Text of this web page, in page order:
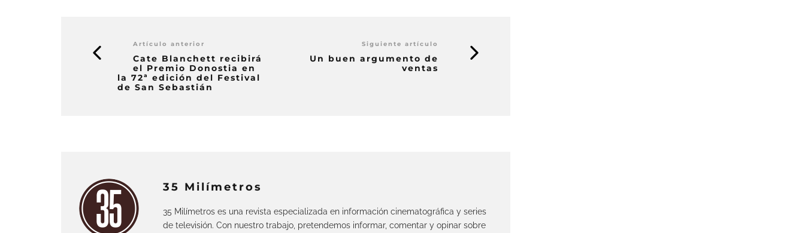
Artículo anterior
Cate Blanchett recibirá
el Premio Donostia en
la 72ª edición del Festival
de San Sebastián
Siguiente artículo
Un buen argumento de
ventas
35 Milímetros
35 Milímetros es una revista especializada en información cinematográfica y series
de televisión. Con nuestro trabajo, pretendemos informar, comentar y opinar sobre